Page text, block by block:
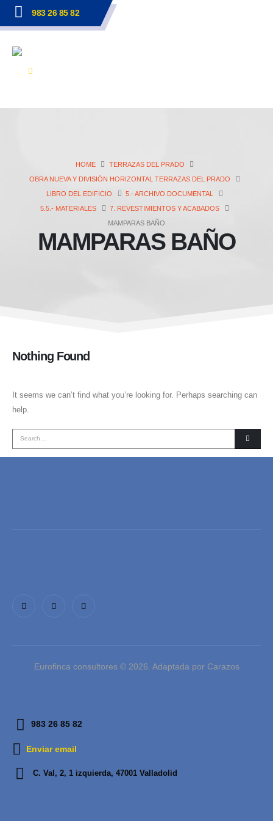
983 26 85 82
HOME
TERRAZAS DEL PRADO
OBRA NUEVA Y DIVISIÓN HORIZONTAL TERRAZAS DEL PRADO
LIBRO DEL EDIFICIO
5.- ARCHIVO DOCUMENTAL
5.5.- MATERIALES
7. REVESTIMIENTOS Y ACABADOS
MAMPARAS BAÑO
MAMPARAS BAÑO
Nothing Found
It seems we can’t find what you’re looking for. Perhaps searching can
help.
Eurofinca consultores © 2026. Adaptada por Carazos
983 26 85 82
Enviar email
C. Val, 2, 1 izquierda, 47001 Valladolid